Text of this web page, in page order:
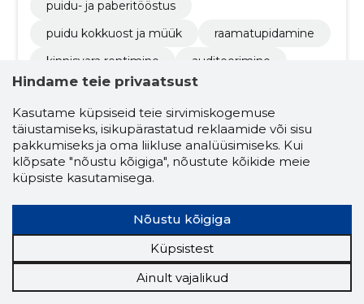
puidu- ja paberitööstus
puidu kokkuost ja müük
raamatupidamine
kinnisvara rentimine
auditeerimine
korteriühistute tegevused
mootorsõidukite jaemüük
muude masinate hulgimüük
külaliskorter
Sven Karuse
Hindame teie privaatsust
Kasutame küpsiseid teie sirvimiskogemuse
täiustamiseks, isikupärastatud reklaamide või sisu
pakkumiseks ja oma liikluse analüüsimiseks. Kui
klõpsate "nõustu kõigiga", nõustute kõikide meie
küpsiste kasutamisega.
Nõustu kõigiga
Küpsistest
Ainult vajalikud